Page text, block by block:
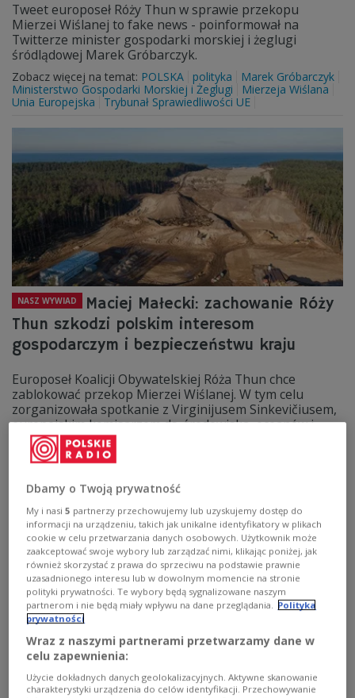
Tweet europoseł Róży Thun w sprawie przekopu
Mierzei Wiślanej to fake news - poinformował na
Twitterze minister gospodarki morskiej i żeglugi
śródlądowej Marek Gróbarczyk.
Zobacz więcej na temat: POLSKA polityka
Marek Gróbarczyk
Ministerstwo Gospodarki Morskiej i Żeglugi
Mierzeja Wiślana
Unia Europejska
Trybunał Sprawiedliwości UE
NASZ WYWIAD
Maciej Małecki: zachowanie Róży
Thun szkodzi polskim interesom
gospodarczym i bezpieczeństwu kraju
Europoseł Koalicji Obywatelskiej Róża Thun chce
zablokować przekop Mierzei Wiślanej. W tym celu
zorganizowała spotkanie z Virginijusem Sinkevičiusem,
europejskim komisarzem ds. środowiska, oceanów i
rybołówstwa. - Takie działania powinny wykreślać
polityka raz na zawsze z działalności publicznej - tak
postawę europoseł KO komentuje w rozmowie z
portalem PolskieRadio24.pl wiceminister aktywów
państwowych Maciej Małecki.
Zobacz więcej na temat:Mierzeja Wiślana
Prawo i Sprawiedliwość Maciej Małecki polityka
koalicja obywatelska POLSKA
Dbamy o Twoją prywatność
My i nasi5 partnerzy przechowujemy lub uzyskujemy dostęp do
informacji na urządzeniu, takich jak unikalne identyfikatory w plikach
cookie w celu przetwarzania danych osobowych. Użytkownik może
zaakceptować swoje wybory lub zarządzać nimi, klikając poniżej, jak
również skorzystać z prawa do sprzeciwu na podstawie prawnie
uzasadnionego interesu lub w dowolnym momencie na stronie
polityki prywatności. Te wybory będą sygnalizowane naszym
partnerom i nie będą miały wpływu na dane przeglądania.
Polityka
prywatności
Wraz z naszymi partnerami przetwarzamy dane w
celu zapewnienia:
Użycie dokładnych danych geolokalizacyjnych. Aktywne skanowanie
charakterystyki urządzenia do celów identyfikacji. Przechowywanie